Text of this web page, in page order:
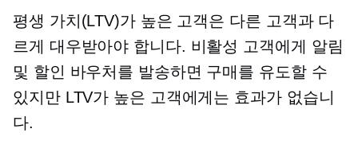
평생 가치(LTV)가 높은 고객은 다른 고객과 다
르게 대우받아야 합니다. 비활성 고객에게 알림
및 할인 바우처를 발송하면 구매를 유도할 수
있지만 LTV가 높은 고객에게는 효과가 없습니
다.